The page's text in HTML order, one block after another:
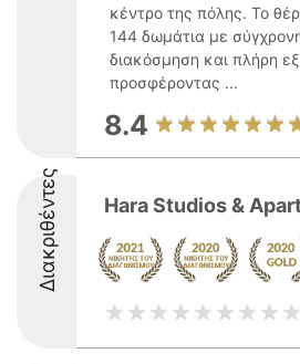
κέντρο της πόλης. Το
144 δωμάτια με
διακόσμηση και πλήρη
προσφέροντας ...
8.4
Διακριθέντες Hara Studios &